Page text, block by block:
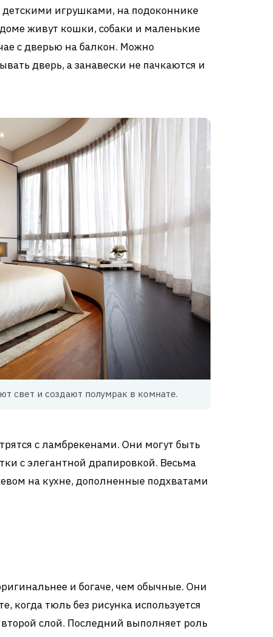
игрушками, на подоконнике
живут кошки, собаки и маленькие
с дверью на балкон. Можно
дверь, а занавески не пачкаются и
свет и создают полумрак в комнате.
с ламбрекенами. Они могут быть
с элегантной драпировкой. Весьма
на кухне, дополненные подхватами
и богаче, чем обычные. Они
когда тюль без рисунка используется
слой. Последний выполняет роль